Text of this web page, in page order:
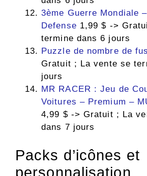
3ème Guerre Mondiale
Defense 1,99 $ ->
termine dans 6 jours
Puzzle de nombre de
Gratuit ; La vente se
jours
MR RACER : Jeu de
Voitures – Premium –
4,99 $ -> Gratuit ; La
dans 7 jours
Packs d’icônes et
personnalisation